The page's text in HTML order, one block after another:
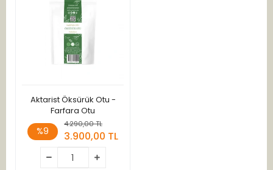
Aktarist Öksürük Otu -
Farfara Otu
%9
4.290,00 TL
3.900,00 TL